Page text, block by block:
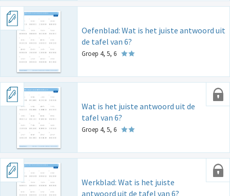
Oefenblad: Wat is het juiste antwoord uit
de tafel van 6?
Groep 4, 5, 6
Wat is het juiste antwoord uit de
tafel van 6?
Groep 4, 5, 6
Werkblad: Wat is het juiste
antwoord uit de tafel van 6?